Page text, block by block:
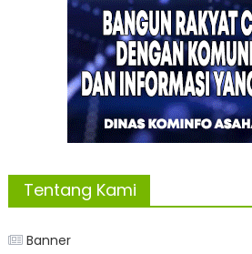
Tentang Kami
Banner